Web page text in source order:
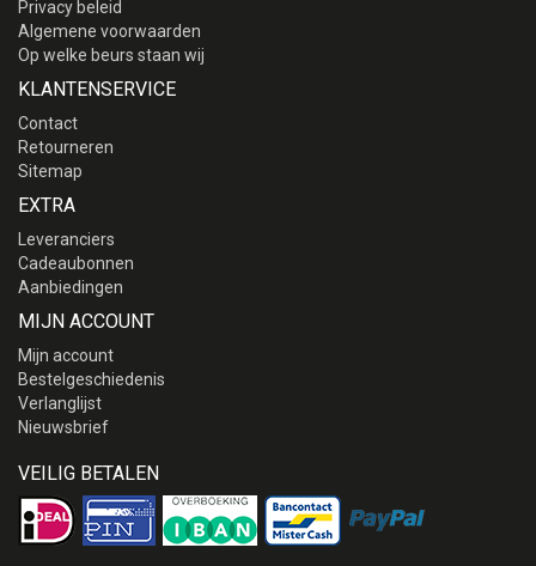
Privacy beleid
Algemene voorwaarden
Op welke beurs staan wij
KLANTENSERVICE
Contact
Retourneren
Sitemap
EXTRA
Leveranciers
Cadeaubonnen
Aanbiedingen
MIJN ACCOUNT
Mijn account
Bestelgeschiedenis
Verlanglijst
Nieuwsbrief
VEILIG BETALEN